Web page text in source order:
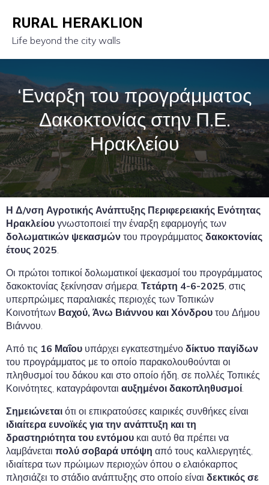
RURAL HERAKLION
Life beyond the city walls
‘Εναρξη του προγράμματος
Δακοκτονίας στην Π.Ε.
Ηρακλείου
Η Δ/νση Αγροτικής Ανάπτυξης Περιφερειακής Ενότητας
Ηρακλείου γνωστοποιεί την έναρξη εφαρμογής των
δολωματικών ψεκασμών του προγράμματος δακοκτονίας
έτους 2025.
Οι πρώτοι τοπικοί δολωματικοί ψεκασμοί του προγράμματος
δακοκτονίας ξεκίνησαν σήμερα, Τετάρτη 4-6-2025, στις
υπερπρώιμες παραλιακές περιοχές των Τοπικών
Κοινοτήτων Βαχού, Άνω Βιάννου και Χόνδρου του Δήμου
Βιάννου.
Από τις 16 Μαΐου υπάρχει εγκατεστημένο δίκτυο παγίδων
του προγράμματος με το οποίο παρακολουθούνται οι
πληθυσμοί του δάκου και στο οποίο ήδη, σε πολλές Τοπικές
Κοινότητες, καταγράφονται αυξημένοι δακοπληθυσμοί.
Σημειώνεται ότι οι επικρατούσες καιρικές συνθήκες είναι
ιδιαίτερα ευνοϊκές για την ανάπτυξη και τη
δραστηριότητα του εντόμου και αυτό θα πρέπει να
λαμβάνεται πολύ σοβαρά υπόψη από τους καλλιεργητές,
ιδιαίτερα των πρώιμων περιοχών όπου ο ελαιόκαρπος
πλησιάζει το στάδιο ανάπτυξης στο οποίο είναι δεκτικός σε